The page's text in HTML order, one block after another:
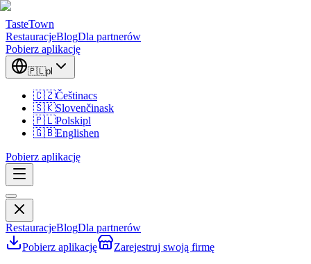
TasteTown
RestauracjeBlogDla partnerów
Pobierz aplikację
🇵🇱pl
🇨🇿Češtinacs
🇸🇰Slovenčinask
🇵🇱Polskipl
🇬🇧Englishen
Pobierz aplikację
RestauracjeBlogDla partnerów
Pobierz aplikację
Zarejestruj swoją firmę